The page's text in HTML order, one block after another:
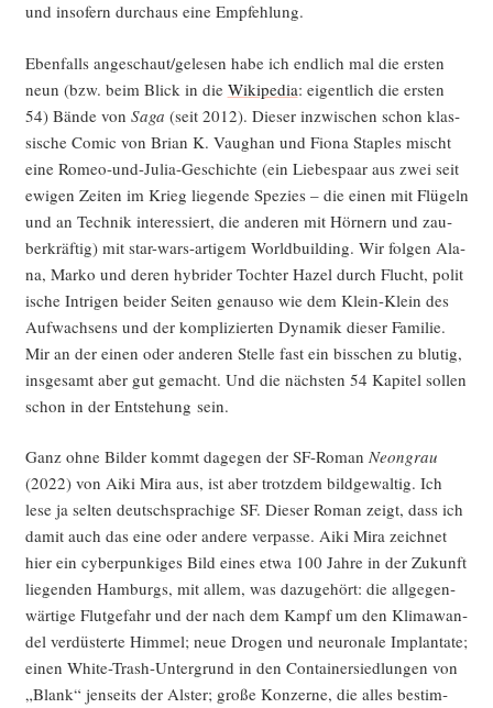
und inso­fern durch­aus eine Empfehlung.
Eben­falls angeschaut/gelesen habe ich end­lich mal die ers­ten
neun (bzw. beim Blick in die Wiki­pe­dia: eigent­lich die ers­ten
54) Bän­de von Saga (seit 2012). Die­ser inzwi­schen schon klas­
si­sche Comic von Bri­an K. Vaug­han und Fio­na Stap­les mischt
eine Romeo-und-Julia-Geschich­te (ein Lie­bes­paar aus zwei seit
ewi­gen Zei­ten im Krieg lie­gen­de Spe­zi­es – die einen mit Flü­geln
und an Tech­nik inter­es­siert, die ande­ren mit Hör­nern und zau­
ber­kräf­tig) mit star-wars-arti­gem World­buil­ding. Wir fol­gen Ala­
na, Mar­ko und deren hybri­der Toch­ter Hazel durch Flucht, poli­t
i­sche Intri­gen bei­der Sei­ten genau­so wie dem Klein-Klein des
Auf­wach­sens und der kom­pli­zier­ten Dyna­mik die­ser Fami­lie.
Mir an der einen oder ande­ren Stel­le fast ein biss­chen zu blu­tig,
ins­ge­samt aber gut gemacht. Und die nächs­ten 54 Kapi­tel sol­len
schon in der Ent­ste­hung sein.
Ganz ohne Bil­der kommt dage­gen der SF-Roman Neon­grau
(2022) von Aiki Mira aus, ist aber trotz­dem bild­ge­wal­tig. Ich
lese ja sel­ten deutsch­spra­chi­ge SF. Die­ser Roman zeigt, dass ich
damit auch das eine oder ande­re ver­pas­se. Aiki Mira zeich­net
hier ein cyber­pun­ki­ges Bild eines etwa 100 Jah­re in der Zukunft
lie­gen­den Ham­burgs, mit allem, was dazu­ge­hört: die all­ge­gen­
wär­ti­ge Flut­ge­fahr und der nach dem Kampf um den Kli­ma­wan­
del ver­düs­ter­te Him­mel; neue Dro­gen und neu­ro­na­le Implan­ta­te;
einen White-Trash-Unter­grund in den Con­tai­ner­sied­lun­gen von
„Blank“ jen­seits der Als­ter; gro­ße Kon­zer­ne, die alles bestim­